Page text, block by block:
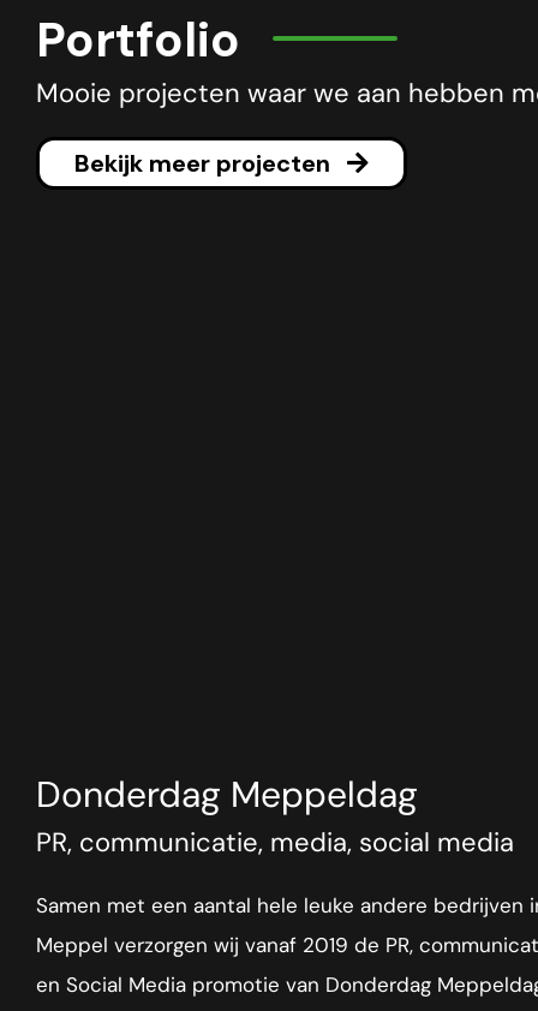
Portfolio
Mooie projecten waar we aan hebben
Bekijk meer projecten
Donderdag Meppeldag
PR, communicatie, media, social media
Samen met een aantal hele leuke andere bedrijven
Meppel verzorgen wij vanaf 2019 de PR,
en Social Media promotie van Donderdag